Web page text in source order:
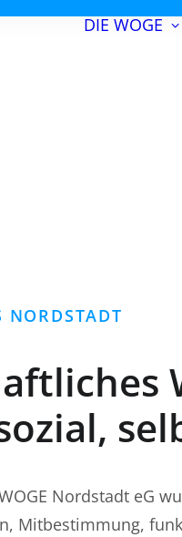
DIE WOGE
NORDSTADT
Nordstadt eG
Mitbestimmung,